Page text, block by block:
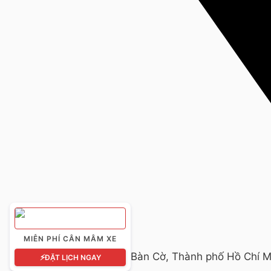
MIỄN PHÍ CÂN MÂM XE
⚡ĐẶT LỊCH NGAY
50 Lý Thái Tổ, Phường Bàn Cờ, Thành phố Hồ Chí